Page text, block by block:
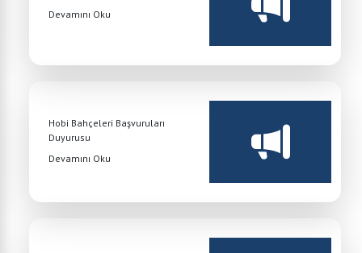
Devamını Oku
Hobi Bahçeleri Başvuruları
Duyurusu
Devamını Oku